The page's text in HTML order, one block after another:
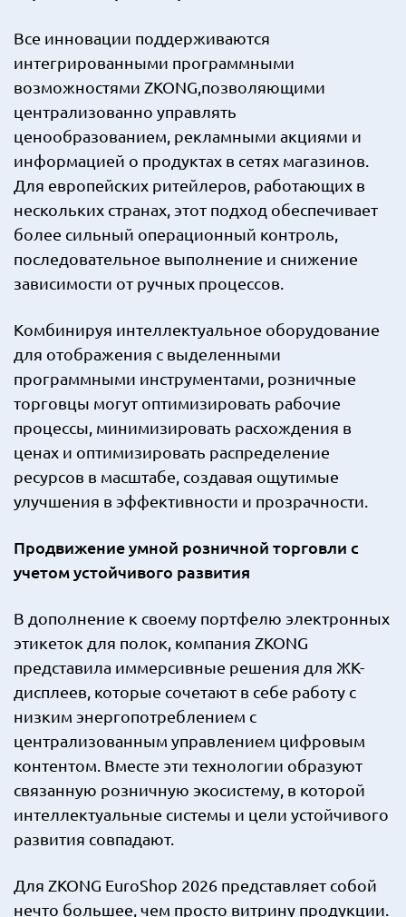
Все инновации поддерживаются
интегрированными программными
возможностями ZKONG,позволяющими
централизованно управлять
ценообразованием, рекламными акциями и
информацией о продуктах в сетях магазинов.
Для европейских ритейлеров, работающих в
нескольких странах, этот подход обеспечивает
более сильный операционный контроль,
последовательное выполнение и снижение
зависимости от ручных процессов.
Комбинируя интеллектуальное оборудование
для отображения с выделенными
программными инструментами, розничные
торговцы могут оптимизировать рабочие
процессы, минимизировать расхождения в
ценах и оптимизировать распределение
ресурсов в масштабе, создавая ощутимые
улучшения в эффективности и прозрачности.
Продвижение умной розничной торговли с
учетом устойчивого развития
В дополнение к своему портфелю электронных
этикеток для полок, компания ZKONG
представила иммерсивные решения для ЖК-
дисплеев, которые сочетают в себе работу с
низким энергопотреблением с
централизованным управлением цифровым
контентом. Вместе эти технологии образуют
связанную розничную экосистему, в которой
интеллектуальные системы и цели устойчивого
развития совпадают.
Для ZKONG EuroShop 2026 представляет собой
нечто большее, чем просто витрину продукции.